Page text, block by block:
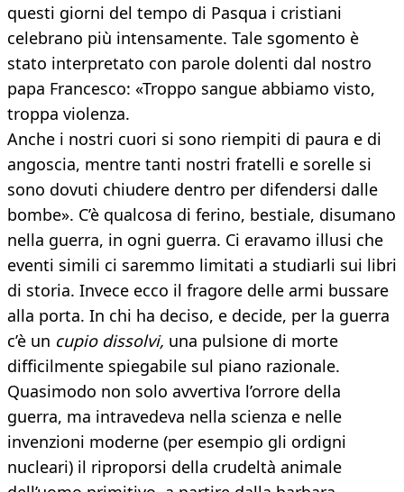
questi giorni del tempo di Pasqua i cristiani
celebrano più intensamente. Tale sgomento è
stato interpretato con parole dolenti dal nostro
papa Francesco: «Troppo sangue abbiamo visto,
troppa violenza.
Anche i nostri cuori si sono riempiti di paura e di
angoscia, mentre tanti nostri fratelli e sorelle si
sono dovuti chiudere dentro per difendersi dalle
bombe». C’è qualcosa di ferino, bestiale, disumano
nella guerra, in ogni guerra. Ci eravamo illusi che
eventi simili ci saremmo limitati a studiarli sui libri
di storia. Invece ecco il fragore delle armi bussare
alla porta. In chi ha deciso, e decide, per la guerra
c’è un cupio dissolvi, una pulsione di morte
difficilmente spiegabile sul piano razionale.
Quasimodo non solo avvertiva l’orrore della
guerra, ma intravedeva nella scienza e nelle
invenzioni moderne (per esempio gli ordigni
nucleari) il riproporsi della crudeltà animale